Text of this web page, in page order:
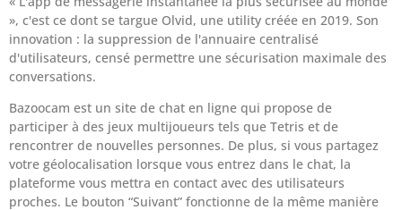
», c'est ce dont se targue Olvid, une utility créée en 2019. Son
innovation : la suppression de l'annuaire centralisé
d'utilisateurs, censé permettre une sécurisation maximale des
conversations.
Bazoocam est un site de chat en ligne qui propose de
participer à des jeux multijoueurs tels que Tetris et de
rencontrer de nouvelles personnes. De plus, si vous partagez
votre géolocalisation lorsque vous entrez dans le chat, la
plateforme vous mettra en contact avec des utilisateurs
proches. Le bouton “Suivant” fonctionne de la même manière